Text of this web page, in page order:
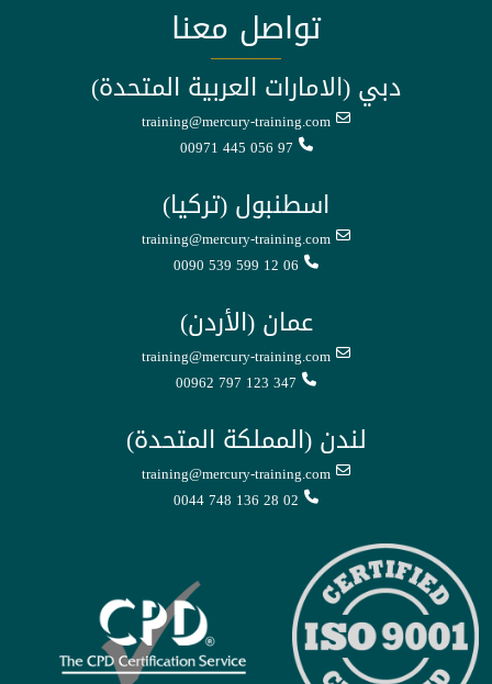
تواصل معنا
دبي (الامارات العربية المتحدة)
training@mercury-training.com
00971 445 056 97
اسطنبول (تركيا)
training@mercury-training.com
0090 539 599 12 06
عمان (الأردن)
training@mercury-training.com
00962 797 123 347
لندن (المملكة المتحدة)
training@mercury-training.com
0044 748 136 28 02